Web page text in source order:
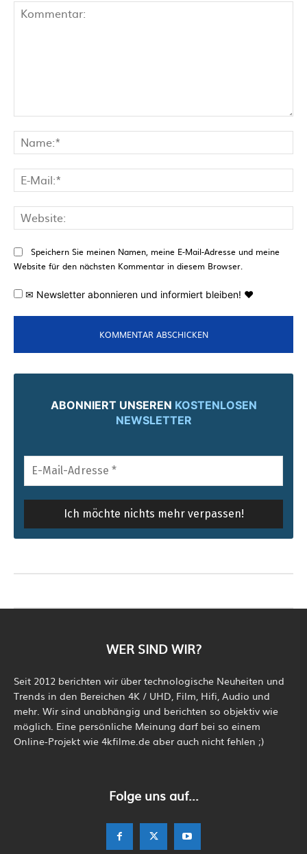
Speichern Sie meinen Namen, meine E-Mail-Adresse und meine
Website für den nächsten Kommentar in diesem Browser.
✉ Newsletter abonnieren und informiert bleiben! ♥
ABONNIERT UNSEREN KOSTENLOSEN
NEWSLETTER
WER SIND WIR?
Seit 2012 berichten wir über technologische Neuheiten und
Trends in den Bereichen 4K / UHD, Film, Hifi, Audio und
mehr. Wir sind unabhängig und berichten so objektiv wie
möglich. Eine persönliche Meinung darf bei so einem
Online-Projekt wie 4kfilme.de aber auch nicht fehlen ;)
Folge uns auf...